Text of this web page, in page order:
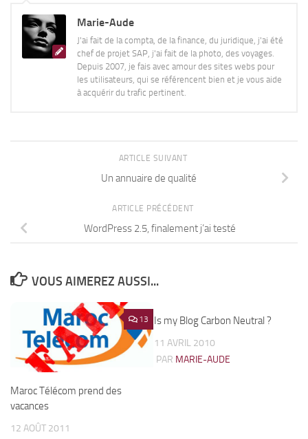
Marie-Aude
J'ai fait de la compta, de la finance, du juridique, j'ai été
chef de projet SAP, j'ai fait de la photo, des voyages.
Depuis 2007, je fais avec amour des sites webs pour
les utilisateurs, qui se référencent bien et je vous aide
à acquérir du trafic pertinent.
ARTICLE SUIVANT
Un annuaire de qualité
ARTICLE PRÉCÉDENT
WordPress 2.5, finalement j’ai testé
VOUS AIMEREZ AUSSI...
13
Maroc Télécom prend des
vacances
12 AOÛT 2011
Is my Blog Carbon Neutral ?
11 AVRIL 2010
PAR MARIE-AUDE